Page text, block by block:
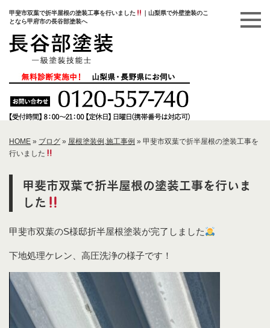
甲斐市双葉で折半屋根の塗装工事を行いました
｜山梨県で外壁塗装のこ
となら甲府市の長谷部塗装へ
HOME » ブログ » 屋根塗装例 ,施工事例 » 甲斐市双葉で折半屋根の塗装工事を
行いました
甲斐市双葉で折半屋根の塗装工事を行いま
した
甲斐市双葉のS様邸折半屋根塗装が完了しました
下地処理ケレン、高圧洗浄の様子です！